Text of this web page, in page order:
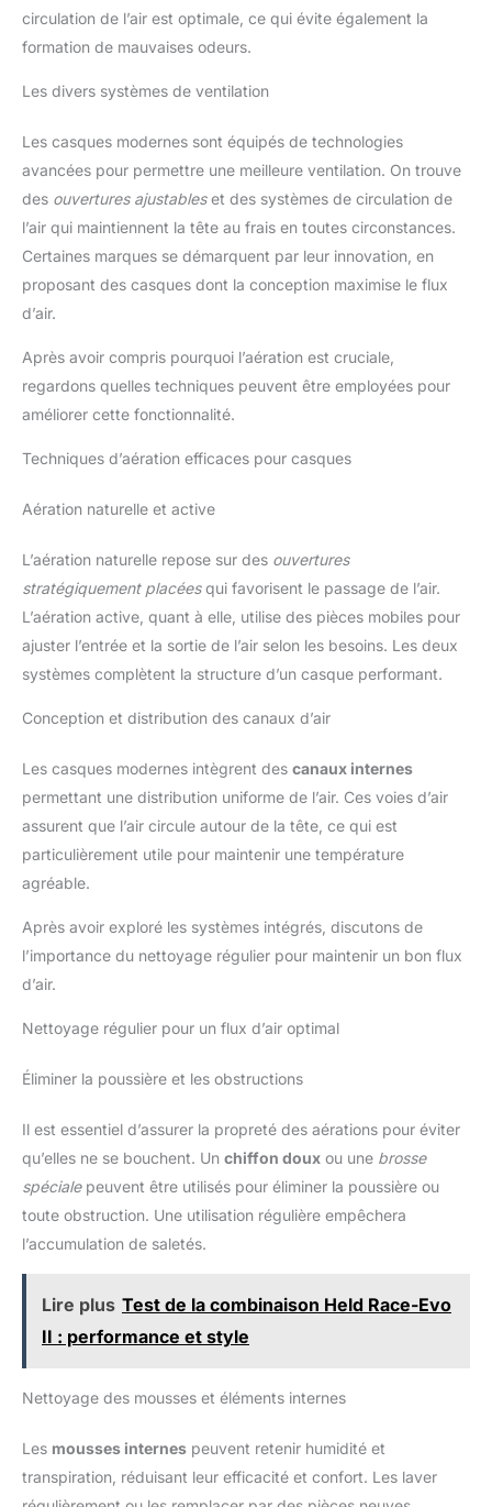
circulation de l’air est optimale, ce qui évite également la
formation de mauvaises odeurs.
Les divers systèmes de ventilation
Les casques modernes sont équipés de technologies
avancées pour permettre une meilleure ventilation. On trouve
des ouvertures ajustableset des systèmes de circulation de
l’air qui maintiennent la tête au frais en toutes circonstances.
Certaines marques se démarquent par leur innovation, en
proposant des casques dont la conception maximise le flux
d’air.
Après avoir compris pourquoi l’aération est cruciale,
regardons quelles techniques peuvent être employées pour
améliorer cette fonctionnalité.
Techniques d’aération efficaces pour casques
Aération naturelle et active
L’aération naturelle repose sur des ouvertures
stratégiquement placéesqui favorisent le passage de l’air.
L’aération active, quant à elle, utilise des pièces mobiles pour
ajuster l’entrée et la sortie de l’air selon les besoins. Les deux
systèmes complètent la structure d’un casque performant.
Conception et distribution des canaux d’air
Les casques modernes intègrent des canaux internes
permettant une distribution uniforme de l’air. Ces voies d’air
assurent que l’air circule autour de la tête, ce qui est
particulièrement utile pour maintenir une température
agréable.
Après avoir exploré les systèmes intégrés, discutons de
l’importance du nettoyage régulier pour maintenir un bon flux
d’air.
Nettoyage régulier pour un flux d’air optimal
Éliminer la poussière et les obstructions
Il est essentiel d’assurer la propreté des aérations pour éviter
qu’elles ne se bouchent. Un chiffon doux ou une brosse
spécialepeuvent être utilisés pour éliminer la poussière ou
toute obstruction. Une utilisation régulière empêchera
l’accumulation de saletés.
Lire plus Test de la combinaison Held Race-Evo
II : performance et style
Nettoyage des mousses et éléments internes
Les mousses internes peuvent retenir humidité et
transpiration, réduisant leur efficacité et confort. Les laver